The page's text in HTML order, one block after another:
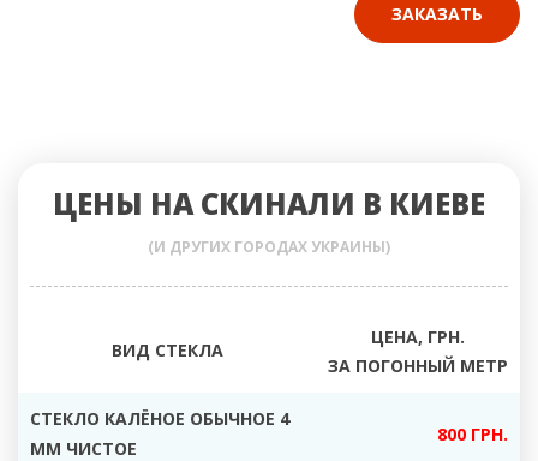
ЗАКАЗАТЬ
ЦЕНЫ НА СКИНАЛИ В КИЕВЕ
(И ДРУГИХ ГОРОДАХ УКРАИНЫ)
ВИД СТЕКЛА
ЦЕНА, ГРН.
ЗА ПОГОННЫЙ МЕТР
СТЕКЛО КАЛЁНОЕ ОБЫЧНОЕ 4
ММ ЧИСТОЕ
800 ГРН.